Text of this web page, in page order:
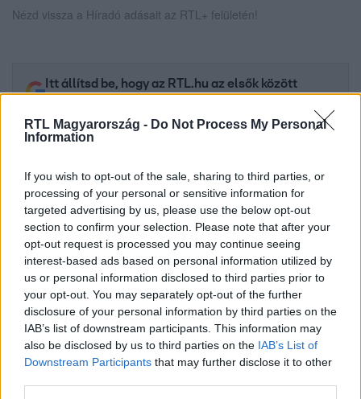
RTL Magyarország - Do Not Process My Personal
Information
If you wish to opt-out of the sale, sharing to third parties, or
processing of your personal or sensitive information for
targeted advertising by us, please use the below opt-out
section to confirm your selection. Please note that after your
opt-out request is processed you may continue seeing
interest-based ads based on personal information utilized by
us or personal information disclosed to third parties prior to
your opt-out. You may separately opt-out of the further
disclosure of your personal information by third parties on the
IAB’s list of downstream participants. This information may
also be disclosed by us to third parties on the IAB’s List of
Downstream Participants that may further disclose it to other
Nézd vissza a Híradó adásait az RTL+ felületén!
Itt állítsd be, hogy az RTL.hu az elsők között
legyen a Google-találatokban!
Kövess minket, és értesülj a friss hírekről a
Facebookon is!
Követem